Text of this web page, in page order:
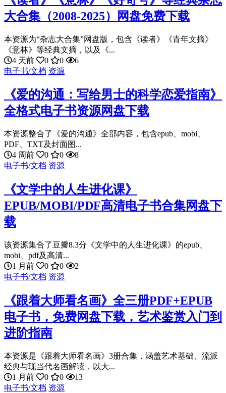
大合集（2008-2025）网盘免费下载
本资源为“杂志大合集”网盘版，包含《读者》《青年文摘》
《意林》等经典文摘，以及《...
4 天前
0 0
6
电子书/文档 资源
《爱的沟通：写给男士的科学恋爱指南》
全格式电子书资源网盘下载
本资源整合了《爱的沟通》全部内容，包含epub、mobi、
PDF、TXT及封面图...
4 周前
0 0
8
电子书/文档 资源
《文学中的人生进化课》
EPUB/MOBI/PDF高清电子书合集网盘下
载
该资源集合了豆瓣8.3分《文学中的人生进化课》的epub、
mobi、pdf及高清...
1 月前
0 0
2
电子书/文档 资源
《跟着大师看名画》全三册PDF+EPUB
电子书，免费网盘下载，艺术鉴赏入门到
进阶指南
本资源是《跟着大师看名画》3册合集，涵盖艺术基础、流派
经典与现当代名画解读，以大...
1 月前
0 0
13
电子书/文档 资源